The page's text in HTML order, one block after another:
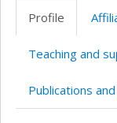
Profile
Teaching and
Publications